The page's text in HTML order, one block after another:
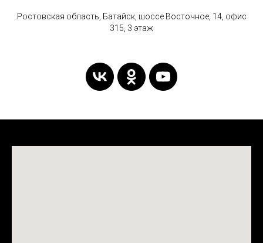
Ростовская область, Батайск, шоссе Восточное, 14, офис
315, 3 этаж